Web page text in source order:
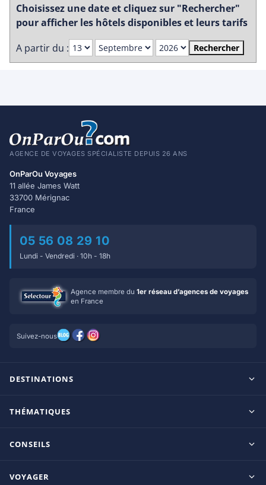
Choisissez une date et cliquez sur "Rechercher"
pour afficher les hôtels disponibles et leurs tarifs
A partir du :
Rechercher
AGENCE DE VOYAGES SPÉCIALISTE DEPUIS 26 ANS
OnParOu Voyages
11 allée James Watt
33700 Mérignac
France
05 56 08 29 10
Lundi - Vendredi · 10h - 18h
Agence membre du 1er réseau d’agences de voyages
en France
Suivez-nous
DESTINATIONS
Ile Maurice
République Dominicaine
THÉMATIQUES
Adultes uniquement
CONSEILS
VOYAGER